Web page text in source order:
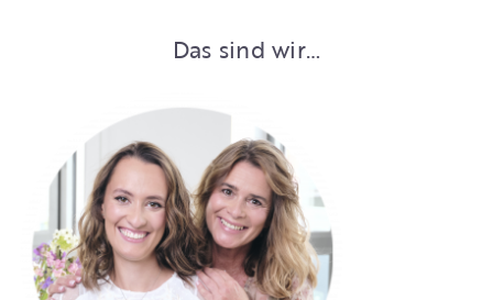
Das sind wir…